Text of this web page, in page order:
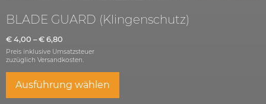
BLADE GUARD (Klingenschutz)
€ 4,00 –€ 6,80
Preis inklusive Umsatzsteuer
zuzüglich Versandkosten.
Ausführung wählen